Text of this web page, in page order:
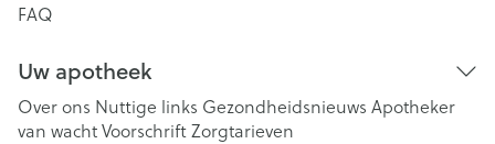
FAQ
Uw apotheek
Over ons Nuttige links Gezondheidsnieuws Apotheker
van wachtVoorschriftZorgtarieven